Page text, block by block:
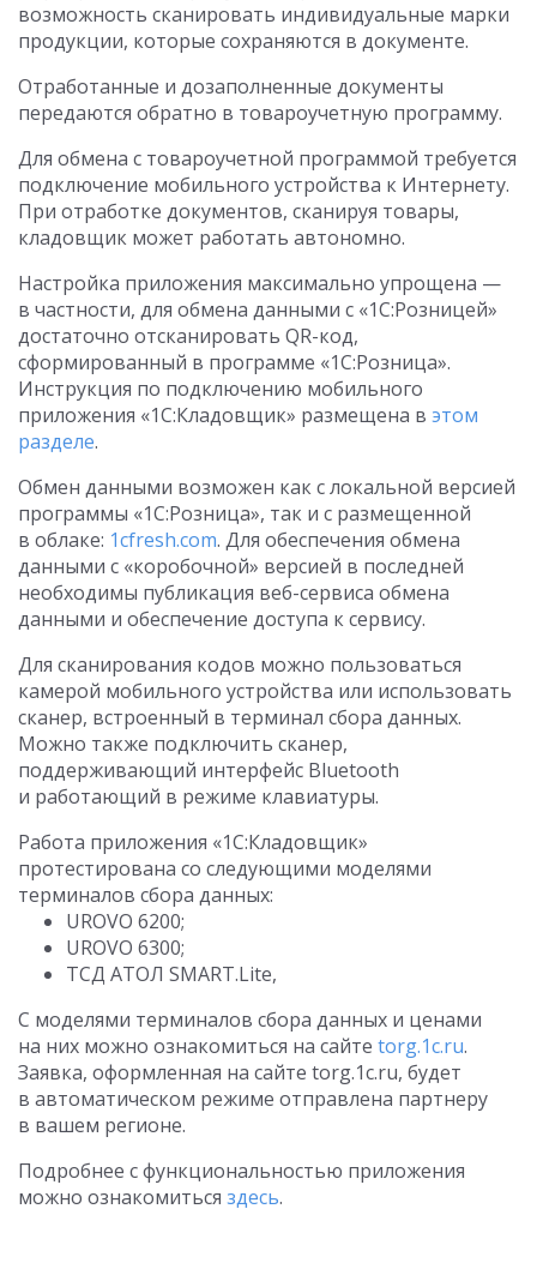
возможность сканировать индивидуальные марки
продукции, которые сохраняются в документе.
Отработанные и дозаполненные документы
передаются обратно в товароучетную программу.
Для обмена с товароучетной программой требуется
подключение мобильного устройства к Интернету.
При отработке документов, сканируя товары,
кладовщик может работать автономно.
Настройка приложения максимально упрощена —
в частности, для обмена данными с «1С:Розницей»
достаточно отсканировать QR-код,
сформированный в программе «1С:Розница».
Инструкция по подключению мобильного
приложения «1С:Кладовщик» размещена в этом
разделе.
Обмен данными возможен как с локальной версией
программы «1С:Розница», так и с размещенной
в облаке: 1cfresh.com. Для обеспечения обмена
данными с «коробочной» версией в последней
необходимы публикация веб-сервиса обмена
данными и обеспечение доступа к сервису.
Для сканирования кодов можно пользоваться
камерой мобильного устройства или использовать
сканер, встроенный в терминал сбора данных.
Можно также подключить сканер,
поддерживающий интерфейс Bluetooth
и работающий в режиме клавиатуры.
Работа приложения «1С:Кладовщик»
протестирована со следующими моделями
терминалов сбора данных:
UROVO 6200;
UROVO 6300;
ТСД АТОЛ SMART.Lite,
С моделями терминалов сбора данных и ценами
на них можно ознакомиться на сайте torg.1c.ru.
Заявка, оформленная на сайте torg.1c.ru, будет
в автоматическом режиме отправлена партнеру
в вашем регионе.
Подробнее с функциональностью приложения
можно ознакомиться здесь.